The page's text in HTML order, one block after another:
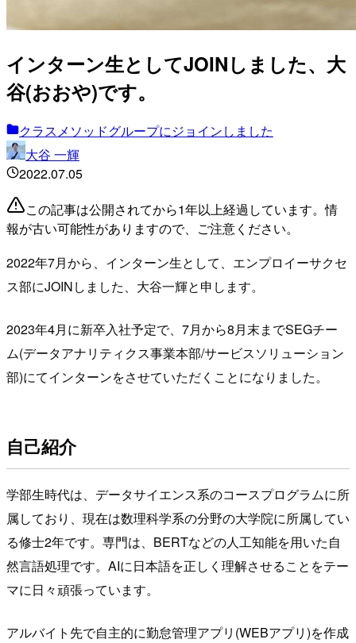
インターン生としてJOINしました、大
谷(おおや)です。
クラスメソッドグループにジョインしました
大谷 一輝
2022.07.05
この記事は公開されてから1年以上経過しています。情
報が古い可能性がありますので、ご注意ください。
2022年7月から、インターン生として、エンプロイーサクセ
ス部にJOINしました、大谷一輝と申します。
2023年4月に新卒入社予定で、7月から8月末までSEGチー
ム(データアナリティクス事業本部/サービスソリューション
部)にてインターンをさせていただくことになりました。
自己紹介
学部生時代は、データサイエンス系のコースプログラムに所
属しており、現在は数理科学系の分野の大学院に所属してい
る修士2年です。専門は、BERTなどの人工知能を用いた自
然言語処理です。AIに日本語を正しく理解させることをテー
マに日々頑張っています。
アルバイト先で自主的に勤怠管理アプリ(WEBアプリ)を作成